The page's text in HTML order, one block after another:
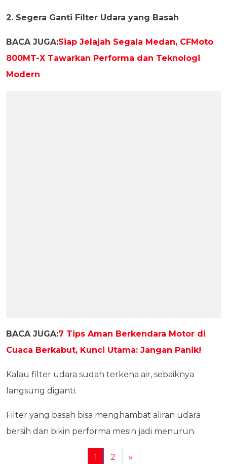
2. Segera Ganti Filter Udara yang Basah
BACA JUGA:Siap Jelajah Segala Medan, CFMoto
800MT-X Tawarkan Performa dan Teknologi
Modern
BACA JUGA:7 Tips Aman Berkendara Motor di
Cuaca Berkabut, Kunci Utama: Jangan Panik!
Kalau filter udara sudah terkena air, sebaiknya
langsung diganti.
Filter yang basah bisa menghambat aliran udara
bersih dan bikin performa mesin jadi menurun.
1 2 »